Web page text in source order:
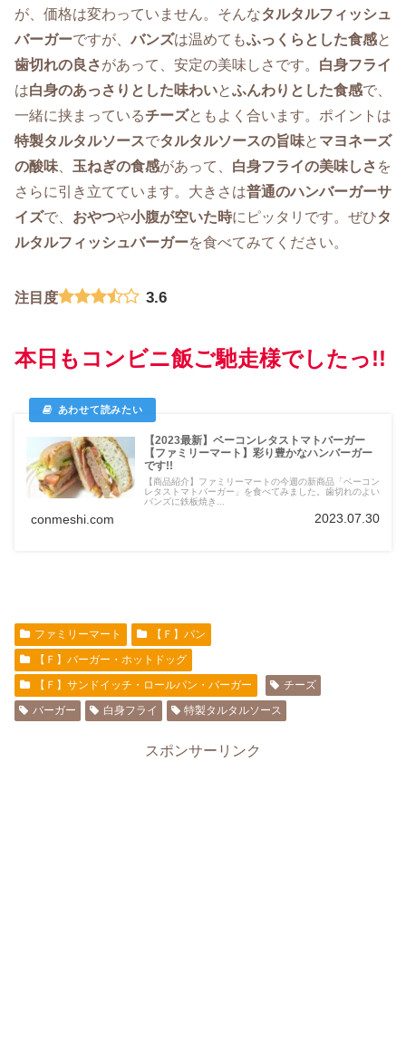
が、価格は変わっていません。そんなタルタルフィッシュ
バーガーですが、 バンズは温めてもふっくらとした食感と
歯切れの良さがあって、安定の美味しさです。 白身フライ
は白身のあっさりとした味わいとふんわりとした食感で、
一緒に挟まっているチーズともよく合います。ポイントは
特製タルタルソースでタルタルソースの旨味と マヨネーズ
の酸味
玉ねぎの食感があって、 白身フライの美味しさ を
さらに引き立てています。大きさは普通のハンバーガーサ
イズで、 おやつや小腹が空いた時にピッタリです。ぜひタ
ルタルフィッシュバーガーを食べてみてください。
注目度 3.6
本日もコンビニ飯ご馳走様でしたっ!!
【2023最新】ベーコンレタストマトバーガー
【ファミリーマート】彩り豊かなハンバーガー
です!!
【商品紹介】ファミリーマートの今週の新商品「ベーコン
レタストマトバーガー」を食べてみました。歯切れのよい
バンズに鉄板焼き...
conmeshi.com 2023.07.30
ファミリーマート
【Ｆ】パン
【Ｆ】バーガー・ホットドッグ
【Ｆ】サンドイッチ・ロールパン・バーガー
チーズ
バーガー
白身フライ 特製タルタルソース
スポンサーリンク